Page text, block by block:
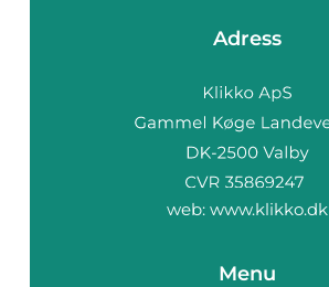
Adress
web: www.klikko.dk
Menu